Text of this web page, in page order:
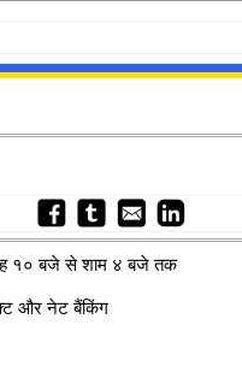
१० बजे से शाम ४ बजे तक
और नेट बैंकिंग